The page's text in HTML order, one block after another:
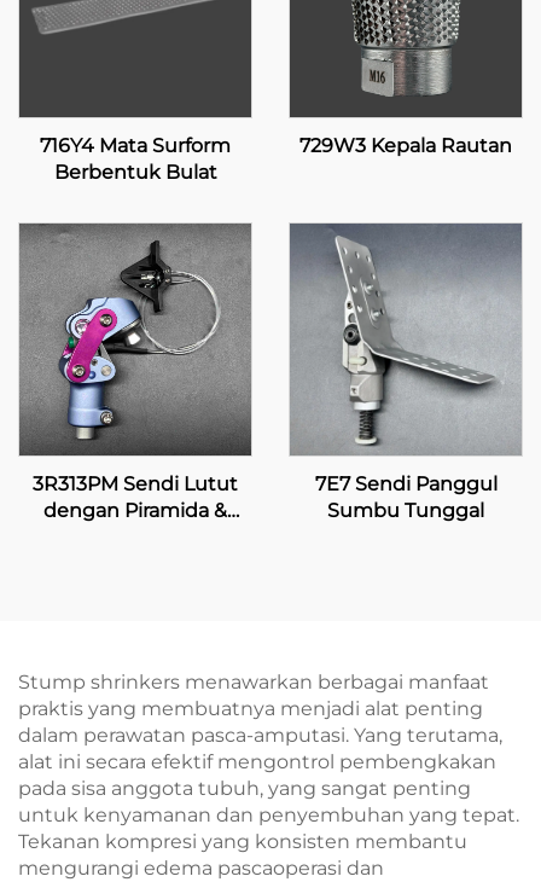
716Y4 Mata Surform
Berbentuk Bulat
729W3 Kepala Rautan
3R313PM Sendi Lutut
dengan Piramida &
7E7 Sendi Panggul
Sumbu Tunggal
Stump shrinkers menawarkan berbagai manfaat
praktis yang membuatnya menjadi alat penting
dalam perawatan pasca-amputasi. Yang terutama,
alat ini secara efektif mengontrol pembengkakan
pada sisa anggota tubuh, yang sangat penting
untuk kenyamanan dan penyembuhan yang tepat.
Tekanan kompresi yang konsisten membantu
mengurangi edema pascaoperasi dan